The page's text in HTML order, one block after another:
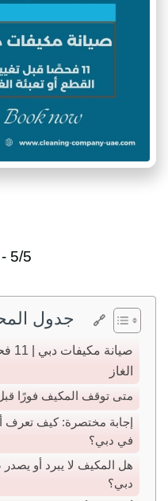
5/5 - (315 صوت)
جدول
الغاز
متى توقف المكيف فورًا
إجابة مختصرة: كيف تعرف
في دبي؟
هل المكيف لا يبرد أو
دبي؟